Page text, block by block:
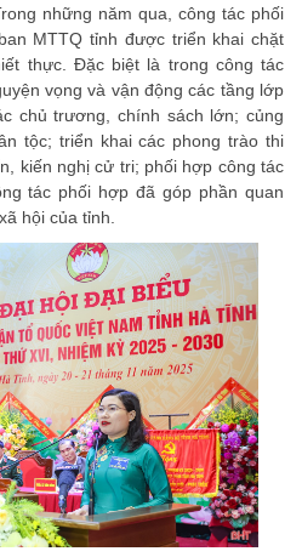
những năm qua, công tác phối
MTTQ tỉnh được triển khai chặt
thực. Đặc biệt là trong công tác
vọng và vận động các tầng lớp
chủ trương, chính sách lớn; củng
tộc; triển khai các phong trào thi
kiến nghị cử tri; phối hợp công tác
tác phối hợp đã góp phần quan
hội của tỉnh.